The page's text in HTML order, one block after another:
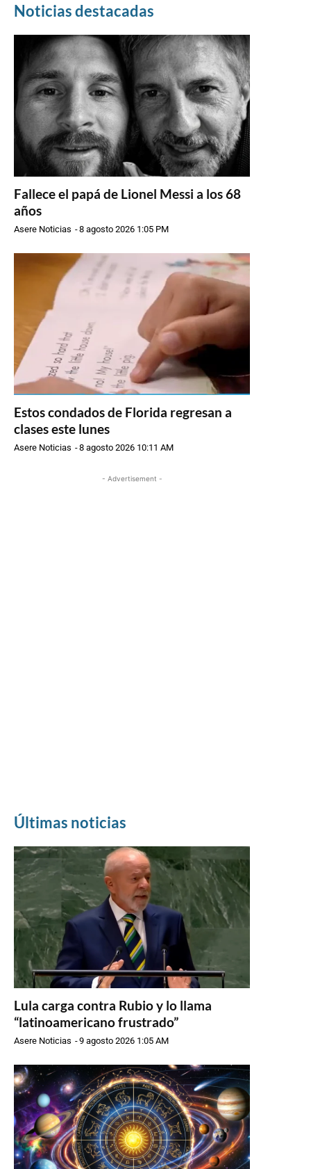
Noticias destacadas
Fallece el papá de Lionel Messi a los 68
años
Asere Noticias -8 agosto 2026 1:05 PM
Estos condados de Florida regresan a
clases este lunes
Asere Noticias -8 agosto 2026 10:11 AM
- Advertisement -
Últimas noticias
Lula carga contra Rubio y lo llama
“latinoamericano frustrado”
Asere Noticias -9 agosto 2026 1:05 AM